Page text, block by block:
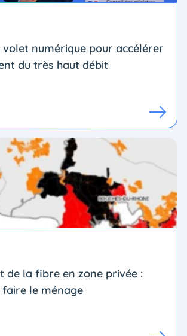
volet numérique pour accélérer
du très haut débit
de la fibre en zone privée :
faire le ménage